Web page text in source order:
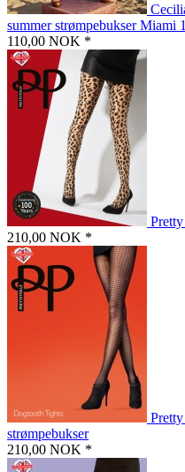
summer strømpebukser Miami
110,00 NOK *
210,00 NOK *
strømpebukser
210,00 NOK *